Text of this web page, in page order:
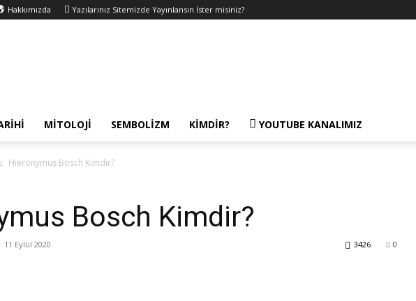
Hakkımızda Yazılarınız Sitemizde Yayınlansın İster misiniz?
MITOLOJI SEMBOLIZM KIMDIR? YOUTUBE KANALIMIZ
Hieronymus Bosch Kimdir?
Bosch Kimdir?
11 Eylül 2020 0
3426